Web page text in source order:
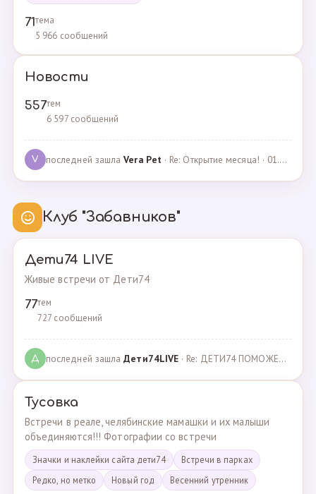
71тема
5 966 сообщений
Новости
557тем
6 597 сообщений
V последней зашлаVera Pet · Re: Открытие месяца! · 01.04.2021
Клуб "Забавников"
Дети74 LIVE
Живые встречи от Дети74
77тем
727 сообщений
Д последней зашлаДeти74LIVE · Re: ДЕТИ74 ПОМОЖЕМ ВМЕСТЕ · 27.12.2021
Тусовка
Встречи в реале, челябинские мамашки и их малыши
объединяются!!! Фотографии со встречи
Значки и наклейки сайта дети74
Встречи в парках
Редко, но метко
Новый год Весенний утренник